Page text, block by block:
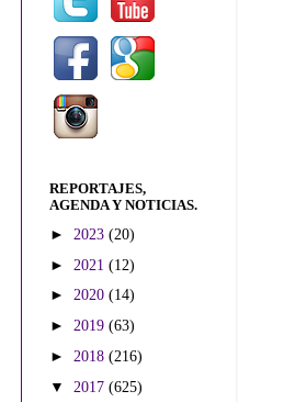
REPORTAJES,
AGENDA Y NOTICIAS.
► 2023 (20)
► 2021 (12)
► 2020 (14)
► 2019 (63)
► 2018 (216)
▼ 2017 (625)